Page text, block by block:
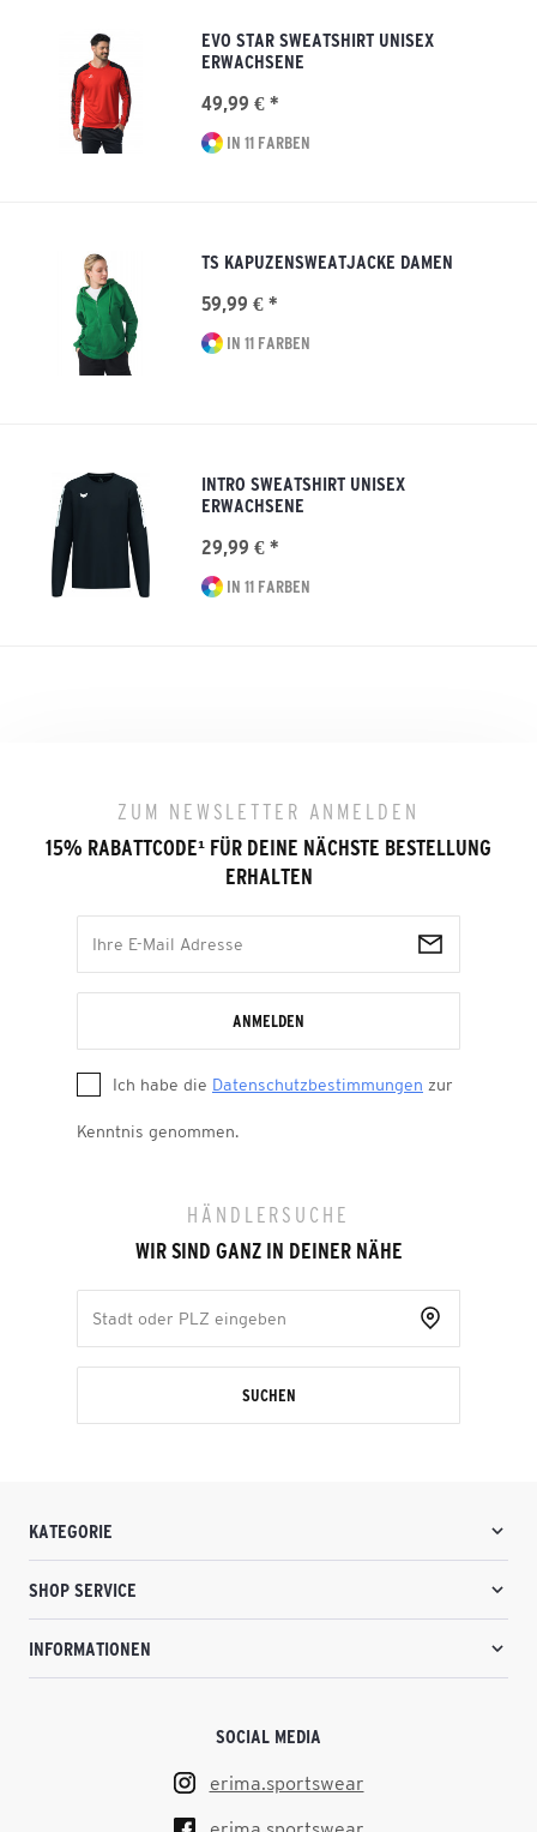
EVO STAR SWEATSHIRT UNISEX
ERWACHSENE
49,99 € *
IN 11 FARBEN
TS KAPUZENSWEATJACKE DAMEN
59,99 € *
IN 11 FARBEN
INTRO SWEATSHIRT UNISEX
ERWACHSENE
29,99 € *
IN 11 FARBEN
ZUM NEWSLETTER ANMELDEN
15% RABATTCODE¹ FÜR DEINE NÄCHSTE BESTELLUNG
ERHALTEN
ANMELDEN
Ich habe die Datenschutzbestimmungen zur
Kenntnis genommen.
HÄNDLERSUCHE
WIR SIND GANZ IN DEINER NÄHE
SUCHEN
KATEGORIE
SHOP SERVICE
INFORMATIONEN
SOCIAL MEDIA
erima.sportswear